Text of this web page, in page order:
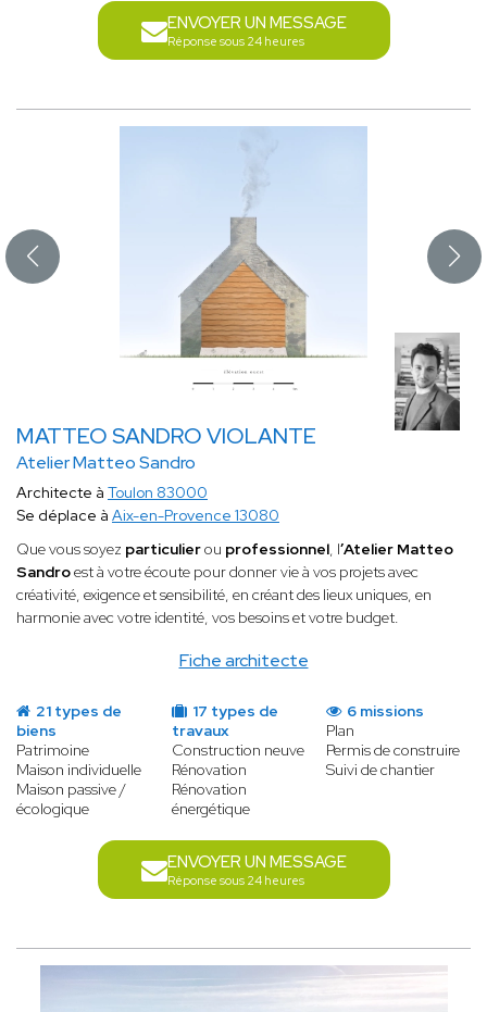
ENVOYER UN MESSAGE
Réponse sous 24 heures
MATTEO SANDRO VIOLANTE
Atelier Matteo Sandro
Fiche architecte
Architecte à Toulon 83000
Se déplace à Aix-en-Provence 13080
Que vous soyez particulierou professionnel, l’Atelier Matteo
Sandroest à votre écoute pour donner vie à vos projets avec
créativité, exigence et sensibilité, en créant des lieux uniques, en
harmonie avec votre identité, vos besoins et votre budget.
21 types de
biens
Patrimoine
Maison individuelle
Maison passive /
écologique
17 types de
travaux
Construction neuve
Rénovation
Rénovation
énergétique
6 missions
Plan
Permis de construire
Suivi de chantier
ENVOYER UN MESSAGE
Réponse sous 24 heures